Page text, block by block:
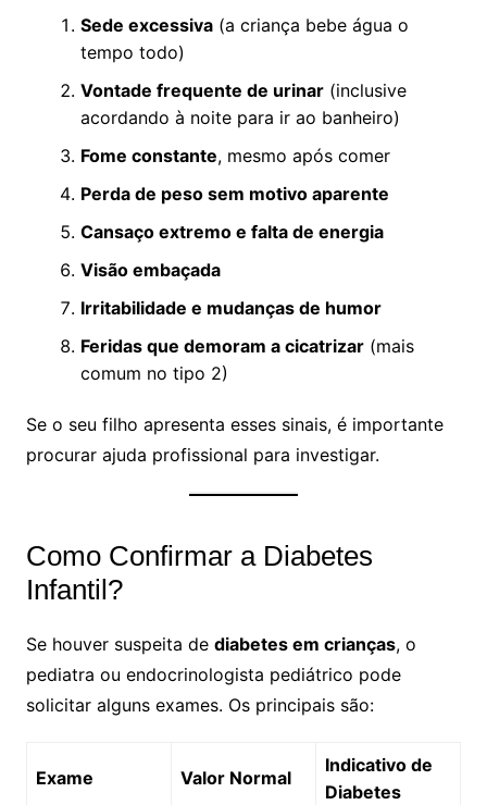
Sede excessiva(a criança bebe água o
tempo todo)
Vontade frequente de urinar(inclusive
acordando à noite para ir ao banheiro)
Fome constante, mesmo após comer
Perda de peso sem motivo aparente
Cansaço extremo e falta de energia
Visão embaçada
Irritabilidade e mudanças de humor
Feridas que demoram a cicatrizar(mais
comum no tipo 2)
Se o seu filho apresenta esses sinais, é importante
procurar ajuda profissional para investigar.
Como Confirmar a Diabetes
Infantil?
Se houver suspeita de diabetes em crianças, o
pediatra ou endocrinologista pediátrico pode
solicitar alguns exames. Os principais são:
Exame Valor Normal
Indicativo de
Diabetes